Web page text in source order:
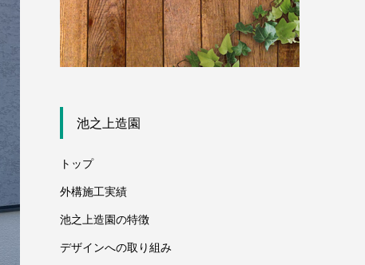
池之上造園
トップ
外構施工実績
池之上造園の特徴
デザインへの取り組み